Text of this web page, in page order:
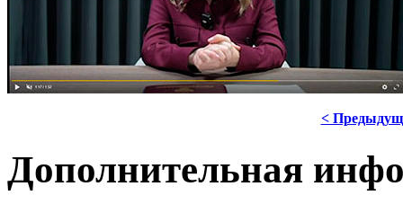
<
Дополнительная